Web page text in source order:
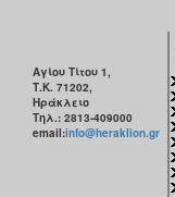
Αγίου Τίτου 1,
Τ.Κ. 71202,
Ηράκλειο
Τηλ.: 2813-409000
email:info@heraklion.gr